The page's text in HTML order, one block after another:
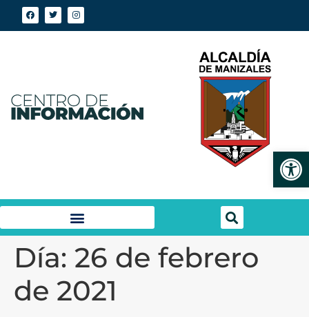
Día: 26 de febrero
de 2021